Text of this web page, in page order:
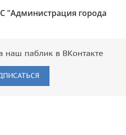
"Администрация города
наш паблик в ВКонтакте